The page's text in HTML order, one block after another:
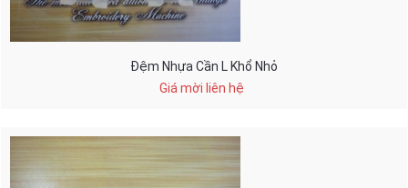
Đệm Nhựa Cần L Khổ Nhỏ
Giá mời liên hệ